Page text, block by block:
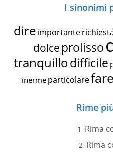
I sinonimi
dire importante
dolce prolisso
tranquillodifficile
inerme particolarefare
Rime
Rima
Rima